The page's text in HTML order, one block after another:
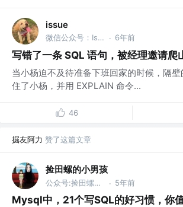
issue
微信公众号：Issues · 6年前
写错了一条 SQL 语句，被经理邀请爬
当小杨迫不及待准备下班回家的时候，隔
住了小杨，并用 EXPLAIN 命令...
46
掘友阿力 赞了这篇文章
捡田螺的小男孩
公众号:捡田螺的小男孩 · 5年前
Mysql中，21个写SQL的好习惯，你